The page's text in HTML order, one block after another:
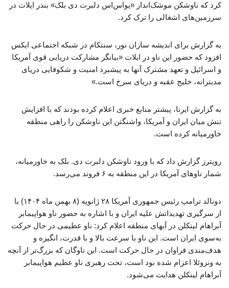
کرد که ناوشکن موشک‌انداز «یواس‌اس دلبرت دی بلک» بندر ایلات در
سرزمین‌های اشغالی را ترک کرد.
به گزارش برای اندیشه سازان نور، سنتکام در شبکه اجتماعی ایکس
افزود که حضور این ناو در ایلات «بیانگر مشارکت دریایی قوی آمریکا
و اسرائیل و تعهد مشترک آنها به پیشبرد امنیت و شکوفایی دریای
مدیترانه، خلیج عقبه و دریای سرخ است.»
به گزارش ایرنا، پیشتر منابع خبری اعلام کرده بودند که با افزایش
تنش میان ایران و آمریکا، واشنگتن این ناوشکن را راهی منطقه
خاورمیانه کرده است.
رویترز گزارش داد که با ورود ناوشکن دلبرت دی. بلک به خاورمیانه،
شمار ناوهای آمریکا در این منطقه به ۶ فروند می‌رسد.
دونالد ترامپ رئیس جمهوری آمریکا ۲۸ ژانویه (۸ بهمن ماه ۱۴۰۴) با
از سرگیری تهدیداتش علیه ایران و با اشاره به حضور ناو هواپیمابر
آبراهام لینکلن در آبهای منطقه اعلام کرد: ناو عظیمی در حال حرکت
به‌سوی ایران است. این ناو با سرعت بالا و با قدرت، انگیزه و
هدف‌مندی فراوان در حال حرکت است. این ناوگان که بزرگ‌تر از آنچه
به ونزوئلا اعزام شده بود است، تحت رهبری ناو عظیم هواپیمابر
آبراهام لینکلن هدایت می‌شود.